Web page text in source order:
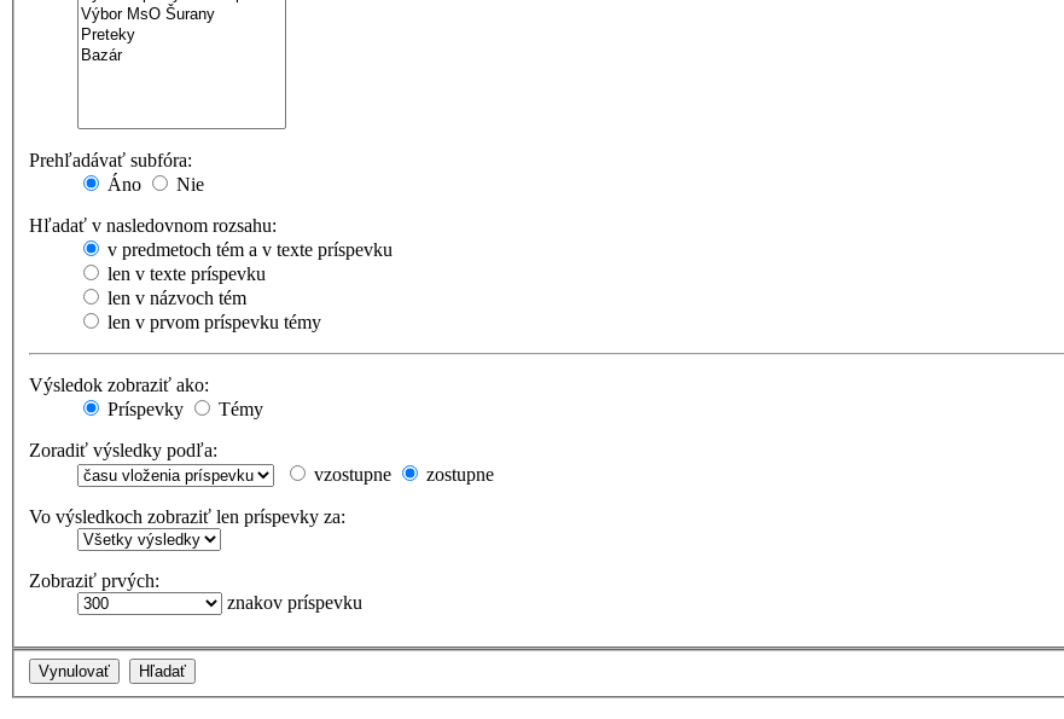
Prehľadávať subfóra:
Áno
Nie
Hľadať v nasledovnom rozsahu:
v predmetoch tém a v texte príspevku
len v texte príspevku
len v názvoch tém
len v prvom príspevku témy
Výsledok zobraziť ako:
Príspevky
Témy
Zoradiť výsledky podľa:
vzostupne
zostupne
Vo výsledkoch zobraziť len príspevky za:
Zobraziť prvých:
znakov príspevku